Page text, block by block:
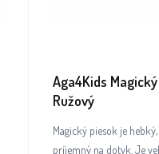
Aga4Kids
Ružový
Magický piesok je
príjemný na dotyk. Je